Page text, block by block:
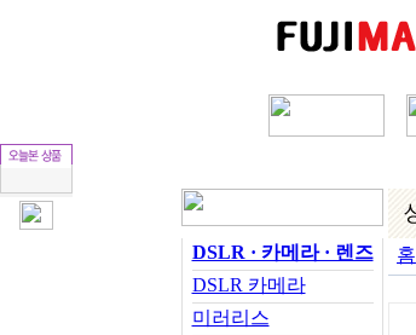
DSLR · 카메라 · 렌즈
DSLR 카메라
미러리스
홈